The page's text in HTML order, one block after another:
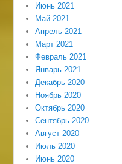
Июнь 2021
Май 2021
Апрель 2021
Март 2021
Февраль 2021
Январь 2021
Декабрь 2020
Ноябрь 2020
Октябрь 2020
Сентябрь 2020
Август 2020
Июль 2020
Июнь 2020